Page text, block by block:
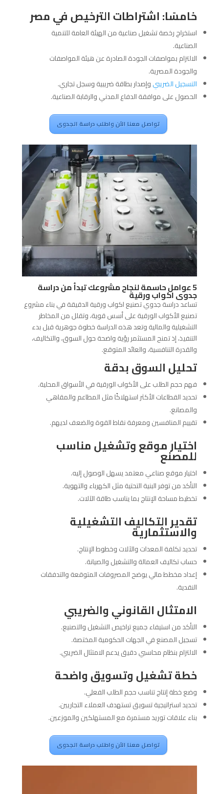
خامسًا: اشتراطات الترخيص في مصر
استخراج رخصة تشغيل صناعية من الهيئة العامة للتنمية
الصناعية.
الالتزام بمواصفات الجودة الصادرة عن هيئة المواصفات
والجودة المصرية.
التسجيل الضريبيوإصدار بطاقة ضريبية وسجل تجاري.
الحصول على موافقة الدفاع المدني والرقابة الصناعية.
تواصل معنا الآن واطلب دراسة الجدوى
5 عوامل حاسمة لنجاح مشروعك تبدأ من دراسة
جدوى اكواب ورقية
تساعد دراسة جدوي تصنيع اكواب ورقية الدقيقة في بناء مشروع
تصنيع الأكواب الورقية على أسس قوية، وتقلل من المخاطر
التشغيلية والمالية وتعد هذه الدراسة خطوة جوهرية قبل بدء
التنفيذ، إذ تمنح المستثمر رؤية واضحة حول السوق، والتكاليف،
والقدرة التنافسية، والعائد المتوقع.
تحليل السوق بدقة
فهم حجم الطلب على الأكواب الورقية في الأسواق المحلية.
تحديد القطاعات الأكثر استهلاكًا مثل المطاعم والمقاهي
والمصانع.
تقييم المنافسين ومعرفة نقاط القوة والضعف لديهم.
اختيار موقع وتشغيل مناسب
للمصنع
اختيار موقع صناعي معتمد يسهل الوصول إليه.
التأكد من توفر البنية التحتية مثل الكهرباء والتهوية.
تخطيط مساحة الإنتاج بما يناسب طاقة الآلات.
تقدير التكاليف التشغيلية
والاستثمارية
تحديد تكلفة المعدات والآلات وخطوط الإنتاج.
حساب تكاليف العمالة والتشغيل والصيانة.
إعداد مخطط مالي يوضح المصروفات المتوقعة والتدفقات
النقدية.
الامتثال القانوني والضريبي
التأكد من استيفاء جميع تراخيص التشغيل والتصنيع.
تسجيل المصنع في الجهات الحكومية المختصة.
الالتزام بنظام محاسبي دقيق يدعم الامتثال الضريبي.
خطة تشغيل وتسويق واضحة
وضع خطة إنتاج تناسب حجم الطلب الفعلي.
تحديد استراتيجية تسويق تستهدف العملاء التجاريين.
بناء علاقات توريد مستمرة مع المستهلكين والموزعين.
تواصل معنا الآن واطلب دراسة الجدوى